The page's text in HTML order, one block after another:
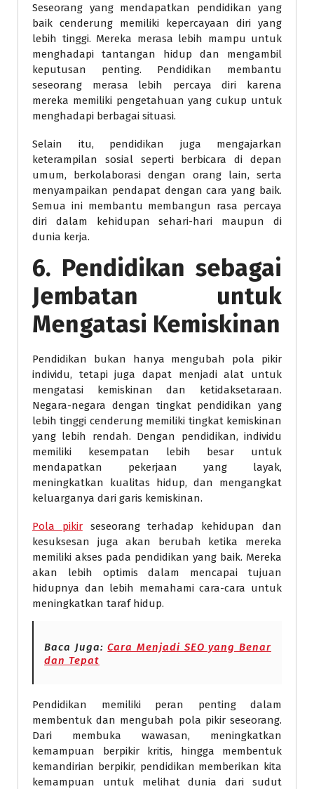
Seseorang yang mendapatkan pendidikan yang
baik cenderung memiliki kepercayaan diri yang
lebih tinggi. Mereka merasa lebih mampu untuk
menghadapi tantangan hidup dan mengambil
keputusan penting. Pendidikan membantu
seseorang merasa lebih percaya diri karena
mereka memiliki pengetahuan yang cukup untuk
menghadapi berbagai situasi.
Selain itu, pendidikan juga mengajarkan
keterampilan sosial seperti berbicara di depan
umum, berkolaborasi dengan orang lain, serta
menyampaikan pendapat dengan cara yang baik.
Semua ini membantu membangun rasa percaya
diri dalam kehidupan sehari-hari maupun di
dunia kerja.
6. Pendidikan sebagai
Jembatan untuk
Mengatasi Kemiskinan
Pendidikan bukan hanya mengubah pola pikir
individu, tetapi juga dapat menjadi alat untuk
mengatasi kemiskinan dan ketidaksetaraan.
Negara-negara dengan tingkat pendidikan yang
lebih tinggi cenderung memiliki tingkat kemiskinan
yang lebih rendah. Dengan pendidikan, individu
memiliki kesempatan lebih besar untuk
mendapatkan pekerjaan yang layak,
meningkatkan kualitas hidup, dan mengangkat
keluarganya dari garis kemiskinan.
Pola pikirseseorang terhadap kehidupan dan
kesuksesan juga akan berubah ketika mereka
memiliki akses pada pendidikan yang baik. Mereka
akan lebih optimis dalam mencapai tujuan
hidupnya dan lebih memahami cara-cara untuk
meningkatkan taraf hidup.
Baca Juga:Cara Menjadi SEO yang Benar
dan Tepat
Pendidikan memiliki peran penting dalam
membentuk dan mengubah pola pikir seseorang.
Dari membuka wawasan, meningkatkan
kemampuan berpikir kritis, hingga membentuk
kemandirian berpikir, pendidikan memberikan kita
kemampuan untuk melihat dunia dari sudut